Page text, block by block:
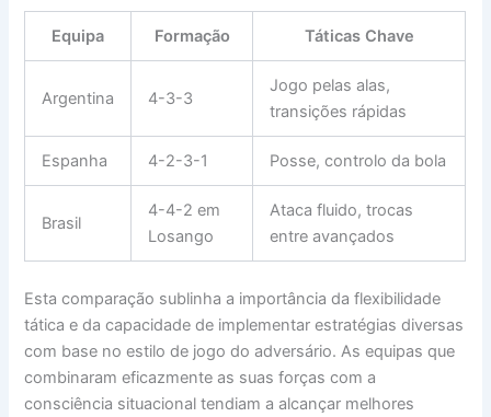
Equipa Formação Táticas Chave
Argentina 4-3-3
Jogo pelas alas,
transições rápidas
Espanha 4-2-3-1 Posse, controlo da bola
Brasil
4-4-2 em
Losango
Ataca fluido, trocas
entre avançados
Esta comparação sublinha a importância da flexibilidade
tática e da capacidade de implementar estratégias diversas
com base no estilo de jogo do adversário. As equipas que
combinaram eficazmente as suas forças com a
consciência situacional tendiam a alcançar melhores